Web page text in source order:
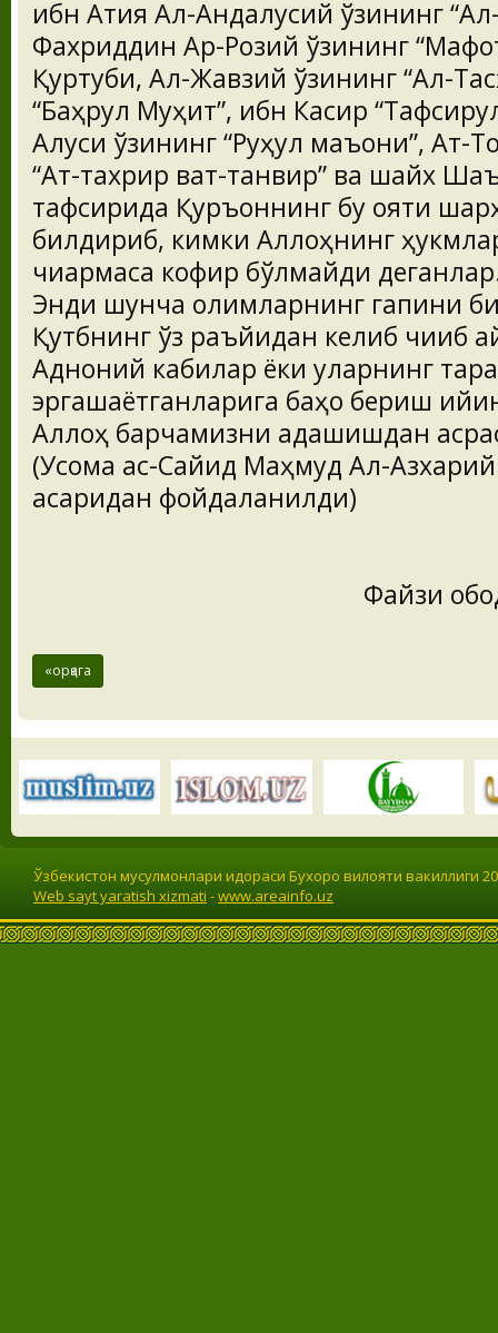
ибн Атия Ал-Андалусий ўзининг
Фахриддин Ар-Розий ўзининг
Қуртуби, Ал-Жавзий ўзининг “Ал-
“Баҳрул Муҳит”, ибн Касир
Алуси ўзининг “Руҳул маъони”, Ат-
“Ат-тахрир ват-танвир” ва шайх
тафсирида Қуръоннинг бу ояти
билдириб, кимки Аллоҳнинг
чиқармаса кофир бўлмайди
Энди шунча олимларнинг гапини
Қутбнинг ўз раъйидан келиб чиқиб
Адноний кабилар ёки уларнинг
эргашаётганларига баҳо бериш
Аллоҳ барчамизни адашишдан
(Усома ас-Сайид Маҳмуд Ал-
асаридан фойдаланилди)
Файзи
«орқага
Ўзбекистон мусулмонлари идораси Бухоро вилояти вакиллиги
Web sayt yaratish xizmati -www.areainfo.uz